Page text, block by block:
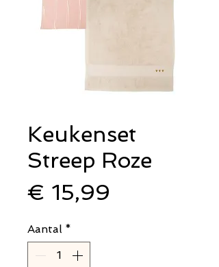
Keukenset
Streep Roze
€ 15,99
Aantal *